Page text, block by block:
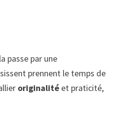
passe par une
prennent le temps de
originalité et praticité,